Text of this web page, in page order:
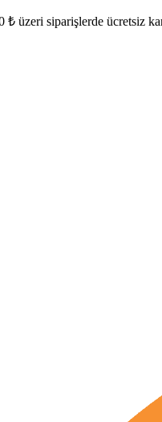
₺ üzeri siparişlerde ücretsiz